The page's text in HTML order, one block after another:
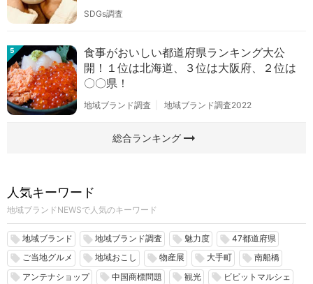
SDGs調査
5
食事がおいしい都道府県ランキング大公
開！１位は北海道、３位は大阪府、２位は
〇〇県！
地域ブランド調査 地域ブランド調査2022
総合ランキングarrow_right_alt
人気キーワード
地域ブランドNEWSで人気のキーワード
local_offer 地域ブランド local_offer 地域ブランド調査 local_offer 魅力度 local_offer 47都道府県
local_offer ご当地グルメ local_offer 地域おこし local_offer 物産展 local_offer 大手町 local_offer 南船橋
local_offer アンテナショップ local_offer 中国商標問題 local_offer 観光 local_offer ビビットマルシェ